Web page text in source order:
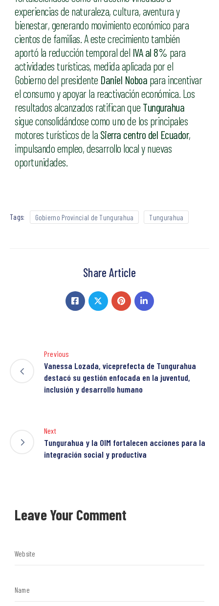
experiencias de naturaleza, cultura, aventura y
bienestar, generando movimiento económico para
cientos de familias. A este crecimiento también
aportó la reducción temporal del IVA al 8% para
actividades turísticas, medida aplicada por el
Gobierno del presidente Daniel Noboa para incentivar
el consumo y apoyar la reactivación económica. Los
resultados alcanzados ratifican que Tungurahua
sigue consolidándose como uno de los principales
motores turísticos de la Sierra centro del Ecuador,
impulsando empleo, desarrollo local y nuevas
oportunidades.
Tags: Gobierno Provincial de Tungurahua Tungurahua
Share Article
Previous
Vanessa Lozada, viceprefecta de Tungurahua
destacó su gestión enfocada en la juventud,
inclusión y desarrollo humano
Next
Tungurahua y la OIM fortalecen acciones para la
integración social y productiva
Leave Your Comment